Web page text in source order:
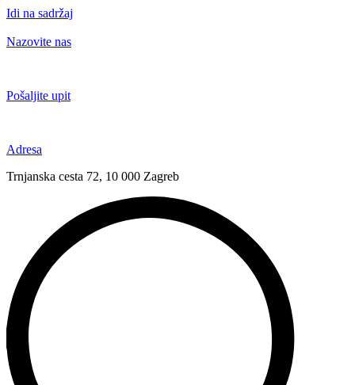
Idi na sadržaj
Nazovite nas
Pošaljite upit
Adresa
Trnjanska cesta 72, 10 000 Zagreb